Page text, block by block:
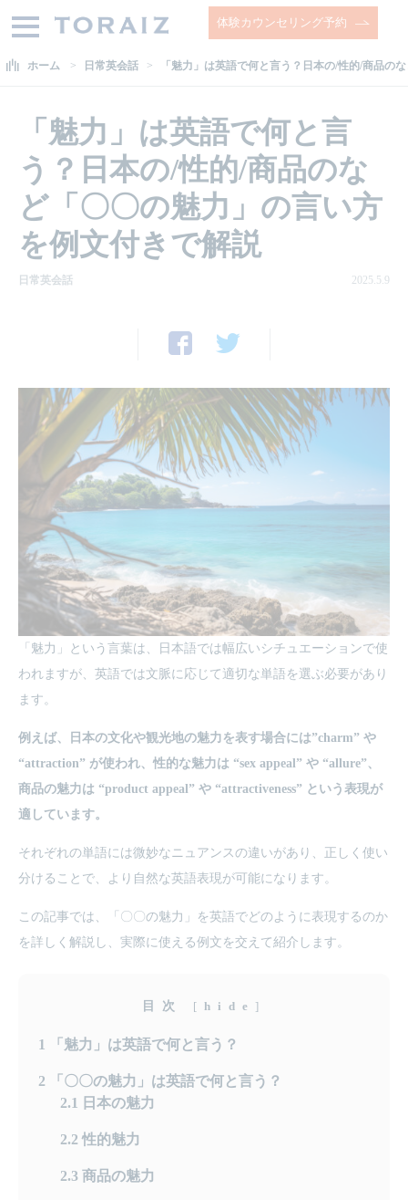
体験カウンセリング予約
ホーム 日常英会話 「魅力」は英語で何と言う？日本の/性的/商品の
「魅力」は英語で何と言
う？日本の/性的/商品のな
ど「〇〇の魅力」の言い方
を例文付きで解説
日常英会話 2025.5.9
「魅力」という言葉は、日本語では幅広いシチュエーションで使
われますが、英語では文脈に応じて適切な単語を選ぶ必要があり
ます。
例えば、日本の文化や観光地の魅力を表す場合には”charm” や
“attraction” が使われ、性的な魅力は “sex appeal” や “allure”、
商品の魅力は “product appeal” や “attractiveness” という表現が
適しています。
それぞれの単語には微妙なニュアンスの違いがあり、正しく使い
分けることで、より自然な英語表現が可能になります。
この記事では、「〇〇の魅力」を英語でどのように表現するのか
を詳しく解説し、実際に使える例文を交えて紹介します。
目次 [ hide ]
1 「魅力」は英語で何と言う？
2 「〇〇の魅力」は英語で何と言う？
2.1 日本の魅力
2.2 性的魅力
2.3 商品の魅力